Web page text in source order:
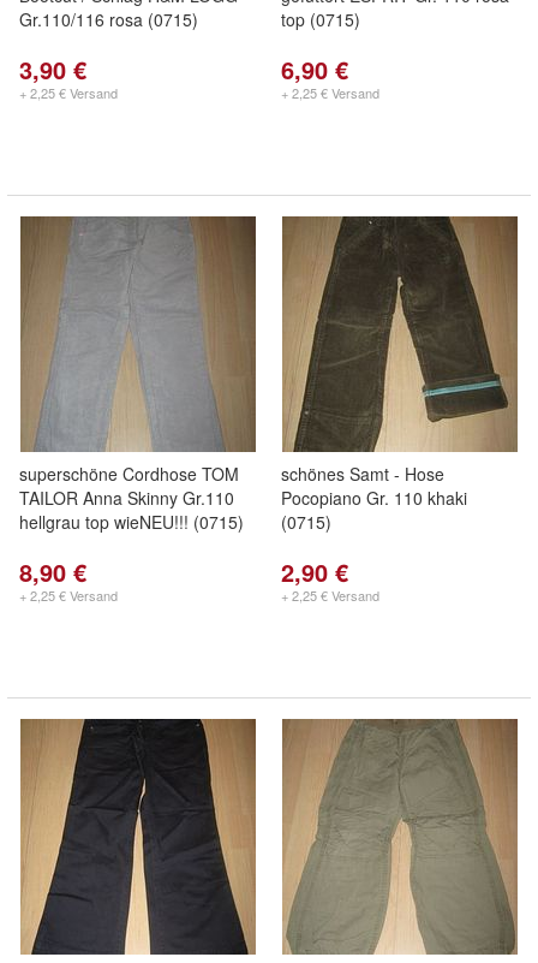
Gr.110/116 rosa (0715)
3,90 €
+ 2,25 € Versand
top (0715)
6,90 €
+ 2,25 € Versand
superschöne Cordhose TOM
TAILOR Anna Skinny Gr.110
hellgrau top wieNEU!!! (0715)
8,90 €
+ 2,25 € Versand
schönes Samt - Hose
Pocopiano Gr. 110 khaki
(0715)
2,90 €
+ 2,25 € Versand